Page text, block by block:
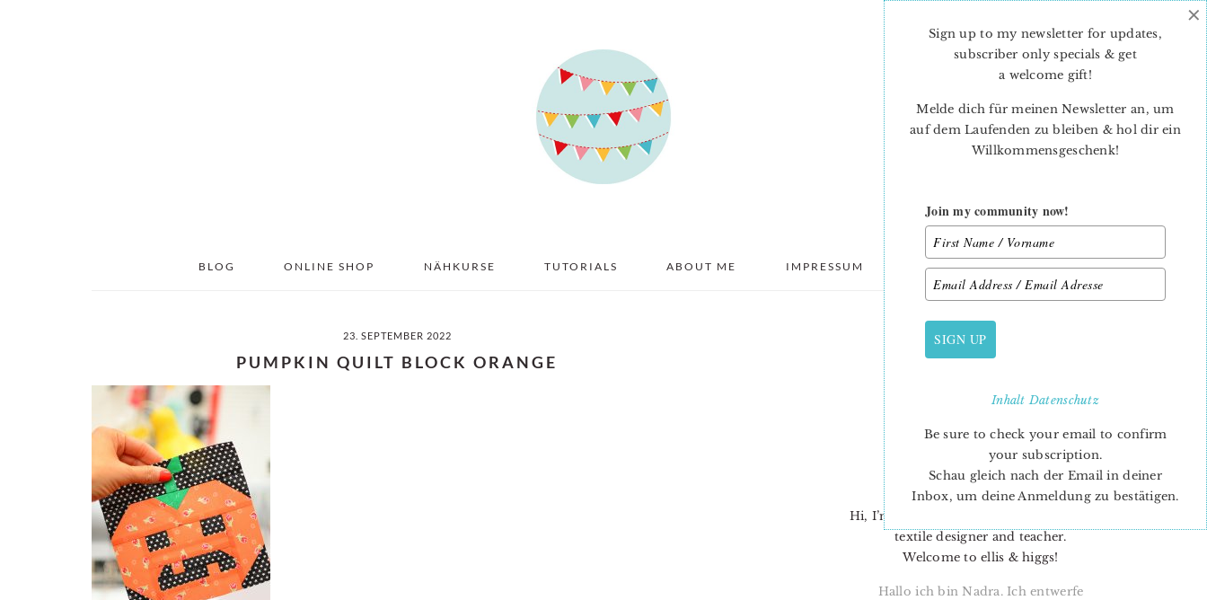
BLOG ONLINE SHOP NÄHKURSE TUTORIALS ABOUT ME IMPRESSUM DATENSCHUTZ
23. SEPTEMBER 2022
PUMPKIN QUILT BLOCK ORANGE
PRIMARY
SIDEBAR
Hi, I’m Nadra. I’m a quilt pattern designer,
textile designer and teacher.
Welcome to ellis & higgs!
Hallo ich bin Nadra. Ich entwerfe
Sign up to my newsletter for updates,
subscriber only specials & get
a welcome gift!
Melde dich für meinen Newsletter an, um
auf dem Laufenden zu bleiben & hol dir ein
Willkommensgeschenk!
Join my community now!
SIGN UP
InhaltDatenschutz
Be sure to check your email to confirm
your subscription.
Schau gleich nach der Email in deiner
Inbox, um deine Anmeldung zu bestätigen.
×